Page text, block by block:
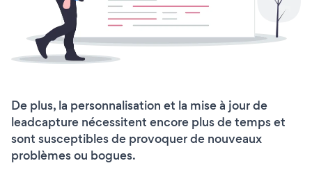
De plus, la personnalisation et la mise à jour de
leadcapture nécessitent encore plus de temps et
sont susceptibles de provoquer de nouveaux
problèmes ou bogues.